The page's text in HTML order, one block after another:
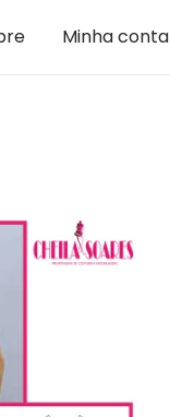
Minha conta